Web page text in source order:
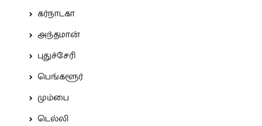
கர்நாடகா
அந்தமான்
புதுச்சேரி
பெங்களூர்
மும்பை
டெல்லி